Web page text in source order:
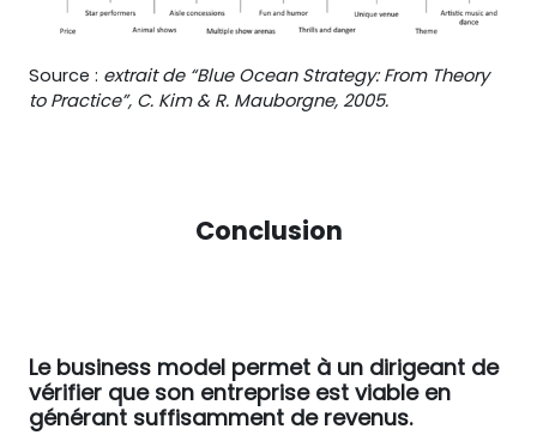
Source : extrait de “Blue Ocean Strategy: From Theory
to Practice”, C. Kim & R. Mauborgne, 2005.
Conclusion
Le business model permet à un dirigeant de
vérifier que son entreprise est viable en
générant suffisamment de revenus.